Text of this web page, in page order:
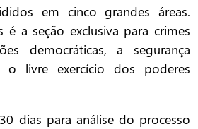
em cinco grandes áreas.
é a seção exclusiva para crimes
democráticas, a segurança
livre exercício dos poderes
dias para análise do processo